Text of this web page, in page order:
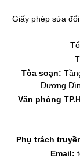
Giấy phép sửa
Tòa soạn:
Dương
Văn phòng
Phụ trách
Email: